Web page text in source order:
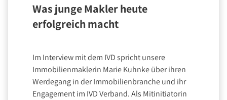
Was junge Makler heute
erfolgreich macht
Im Interview mit dem IVD spricht unsere
Immobilienmaklerin Marie Kuhnke über ihren
Werdegang in der Immobilienbranche und ihr
Engagement im IVD Verband. Als Mitinitiatorin